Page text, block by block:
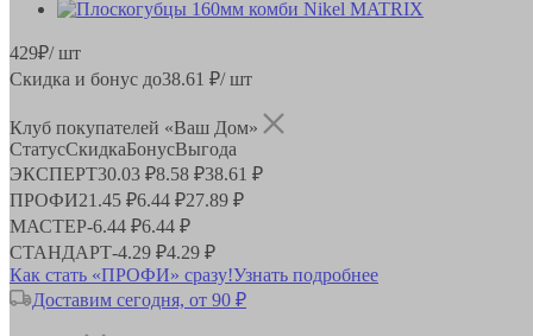
429₽/ шт
Скидка и бонус до38.61 ₽/ шт
Клуб покупателей «Ваш Дом»
СтатусСкидкаБонусВыгода
ЭКСПЕРТ30.03 ₽8.58 ₽38.61 ₽
ПРОФИ21.45 ₽6.44 ₽27.89 ₽
МАСТЕР-6.44 ₽6.44 ₽
СТАНДАРТ-4.29 ₽4.29 ₽
Как стать «ПРОФИ» сразу!Узнать подробнее
Доставим сегодня, от 90 ₽